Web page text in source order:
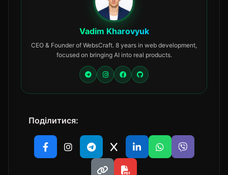
Vadim Kharovyuk
CEO & Founder of WebsCraft. 8 years in web development,
focused on bringing AI into real products.
Поділитися: